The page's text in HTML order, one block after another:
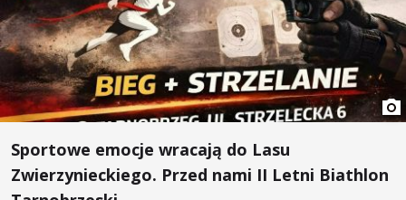
Sportowe emocje wracają do Lasu
Zwierzynieckiego. Przed nami II Letni Biathlon